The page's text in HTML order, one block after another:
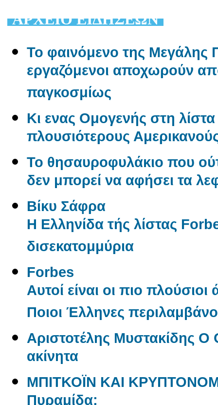
AΡΧΕΙΟ ΕΙΔΗΣΕΩΝ
Το φαινόμενο της Μεγάλης
εργαζόμενοι αποχωρούν
παγκοσμίως
Κι ενας Ομογενής στη
πλουσιότερους
Το θησαυροφυλάκιο που
δεν μπορεί να αφήσει τα
Βίκυ Σάφρα
Η Ελληνίδα τής λίστας
δισεκατομμύρια
Forbes
Αυτοί είναι οι πιο
Ποιοι Έλληνες
Αριστοτέλης Μυστακίδης
ακίνητα
ΜΠΙΤΚΟΪΝ ΚΑΙ